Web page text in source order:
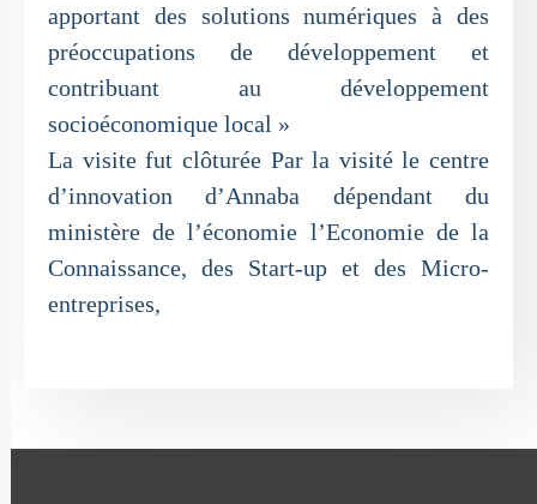
apportant des solutions numériques à des
préoccupations de développement et
contribuant au développement
socioéconomique local »
La visite fut clôturée Par la visité le centre
d’innovation d’Annaba dépendant du
ministère de l’économie l’Economie de la
Connaissance, des Start-up et des Micro-
entreprises,